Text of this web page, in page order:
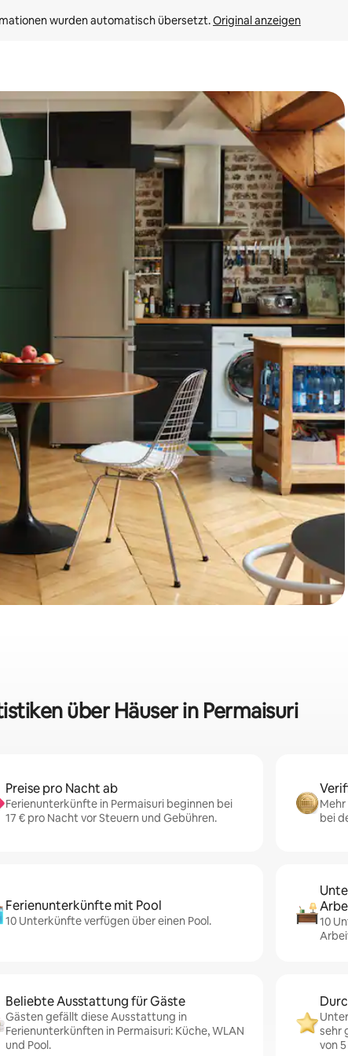
wurden automatisch übersetzt. Original anzeigen
oben und unten oder erkunde die Ergebnisse durch Berühren
über Häuser in Permaisuri
Preise pro Nacht ab
Ferienunterkünfte in Permaisuri beginnen bei
17 € pro Nacht vor Steuern und Gebühren.
bei
Ferienunterkünfte mit Pool
10 Unterkünfte verfügen über einen Pool.
10
Beliebte Ausstattung für Gäste
Gästen gefällt diese Ausstattung in
Ferienunterkünften in Permaisuri: Küche, WLAN
und Pool.
sehr
von